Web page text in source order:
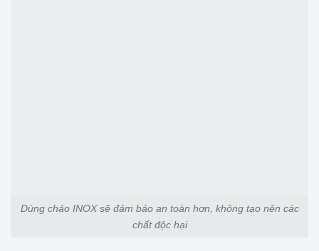
Dùng chảo INOX sẽ đảm bảo an toàn hơn, không tạo nên các
chất độc hại